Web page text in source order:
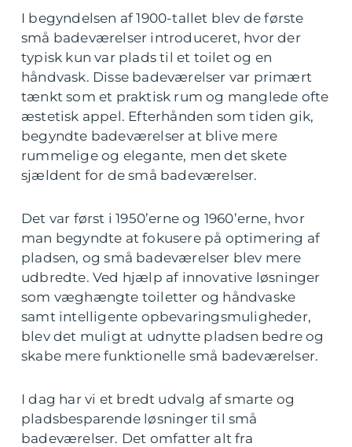
I begyndelsen af 1900-tallet blev de første
små badeværelser introduceret, hvor der
typisk kun var plads til et toilet og en
håndvask. Disse badeværelser var primært
tænkt som et praktisk rum og manglede ofte
æstetisk appel. Efterhånden som tiden gik,
begyndte badeværelser at blive mere
rummelige og elegante, men det skete
sjældent for de små badeværelser.
Det var først i 1950’erne og 1960’erne, hvor
man begyndte at fokusere på optimering af
pladsen, og små badeværelser blev mere
udbredte. Ved hjælp af innovative løsninger
som væghængte toiletter og håndvaske
samt intelligente opbevaringsmuligheder,
blev det muligt at udnytte pladsen bedre og
skabe mere funktionelle små badeværelser.
I dag har vi et bredt udvalg af smarte og
pladsbesparende løsninger til små
badeværelser. Det omfatter alt fra